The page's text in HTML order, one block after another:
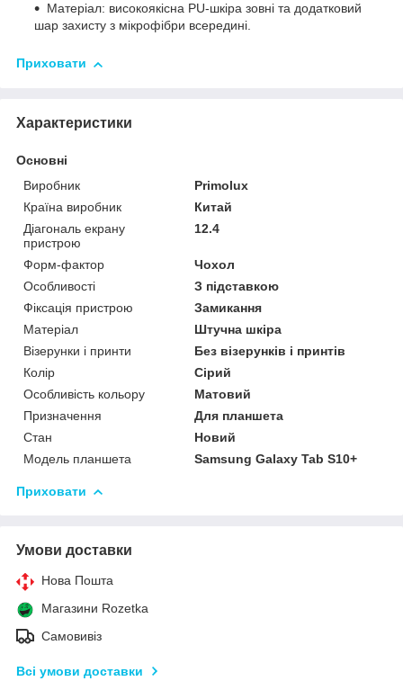
Матеріал: високоякісна PU-шкіра зовні та додатковий
шар захисту з мікрофібри всередині.
Приховати
Характеристики
Основні
Виробник
Primolux
Країна виробник
Китай
Діагональ екрану
пристрою
12.4
Форм-фактор
Чохол
Особливості
З підставкою
Фіксація пристрою
Замикання
Матеріал
Штучна шкіра
Візерунки і принти
Без візерунків і принтів
Колір
Сірий
Особливість кольору
Матовий
Призначення
Для планшета
Стан
Новий
Модель планшета
Samsung Galaxy Tab S10+
Приховати
Умови доставки
Нова Пошта
Магазини Rozetka
Самовивіз
Всі умови доставки